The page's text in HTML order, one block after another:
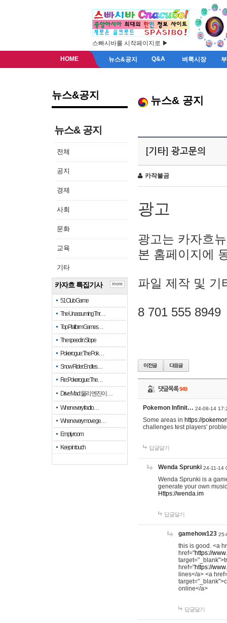
스빠시바를 시작페이지로 ▶
HOME 뉴스&공지 Q&A 벼룩시장
뉴스&공지
뉴스& 공지
전체
공지
경제
사회
문화
교육
기타
카자흐 특집기사
51 Club Game
The Unassuming Thr…
Top Platform Games…
The speed in Slope
Pokerogue: The Pok…
Snow Rider: Endles…
Re: Pokerogue: The…
Drive Mad: 물리 엔진이 …
When every fractio…
When every move ge…
Empty room
Keep in touch
more
뉴스& 공지
[기타] 광고문의
카작불곰
광고
광고는 카자흐
본 홈페이지에
파일 제작 및 기
8 701 555 8949
댓글목록949
Pokemon Infinit… 24-08-14
Some areas in https://
challenges test players'
답글달기
Wenda Sprunki 24-11-14
Wenda Sprunki is a
generate your own
Https://wenda.im
답글달기
gamehow123 25-
this is good. <a
href="https://
href="https://
lines</a> <a
online</a>
답글달기